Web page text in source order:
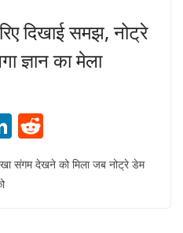
दिखाई समझ, नोट्रे
ज्ञान का मेला
Li
n
k
e
d
संगम देखने को मिला जब नोट्रे डेम